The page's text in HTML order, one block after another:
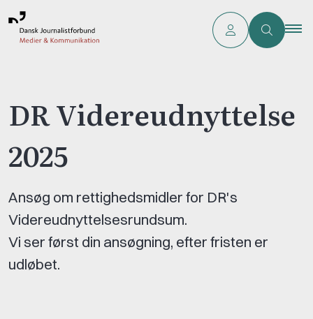
DR Videreudnyttelse
2025
Ansøg om rettighedsmidler for DR's
Videreudnyttelsesrundsum.
Vi ser først din ansøgning, efter fristen er
udløbet.